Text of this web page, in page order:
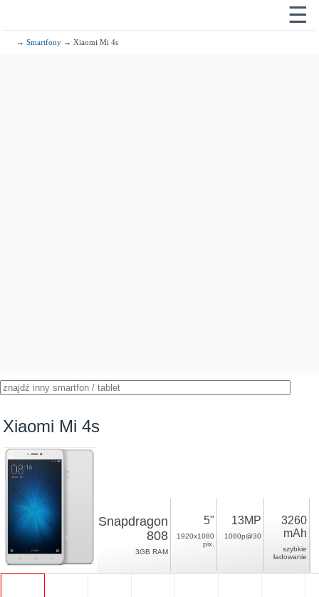
☰
→Smartfony → Xiaomi Mi 4s
Xiaomi Mi 4s
Snapdragon
808
3GB RAM
5"
1920x1080
pix.
13MP
1080p@30
3260
mAh
szybkie
ładowanie